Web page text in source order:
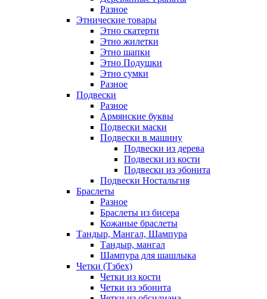
Разное
Этнические товары
Этно скатерти
Этно жилетки
Этно шапки
Этно Подушки
Этно сумки
Разное
Подвески
Разное
Армянские буквы
Подвески маски
Подвески в машину
Подвески из дерева
Подвески из кости
Подвески из эбонита
Подвески Ностальгия
Браслеты
Разное
Браслеты из бисера
Кожаные браслеты
Тандыр, Мангал, Шампура
Тандыр, мангал
Шампура для шашлыка
Четки (Тзбех)
Четки из кости
Четки из эбонита